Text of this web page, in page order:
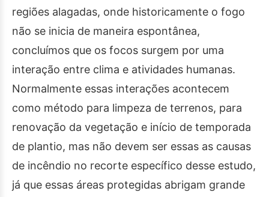
regiões alagadas, onde historicamente o fogo
não se inicia de maneira espontânea,
concluímos que os focos surgem por uma
interação entre clima e atividades humanas.
Normalmente essas interações acontecem
como método para limpeza de terrenos, para
renovação da vegetação e início de temporada
de plantio, mas não devem ser essas as causas
de incêndio no recorte específico desse estudo,
já que essas áreas protegidas abrigam grande